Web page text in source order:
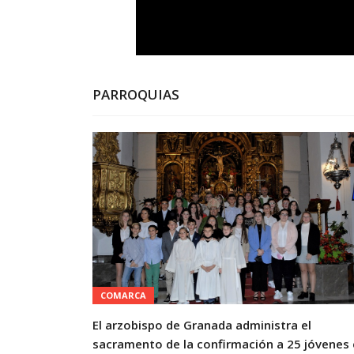
PARROQUIAS
COMARCA
El arzobispo de Granada administra el
sacramento de la confirmación a 25 jóvenes